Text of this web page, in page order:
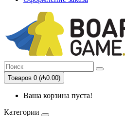
Товаров 0 (₼0.00)
Ваша корзина пуста!
Категории